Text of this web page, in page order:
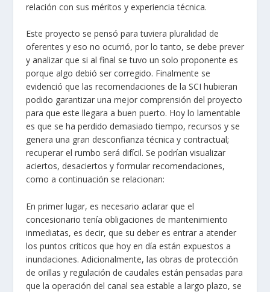
relación con sus méritos y experiencia técnica.
Este proyecto se pensó para tuviera pluralidad de
oferentes y eso no ocurrió, por lo tanto, se debe prever
y analizar que si al final se tuvo un solo proponente es
porque algo debió ser corregido. Finalmente se
evidenció que las recomendaciones de la SCI hubieran
podido garantizar una mejor comprensión del proyecto
para que este llegara a buen puerto. Hoy lo lamentable
es que se ha perdido demasiado tiempo, recursos y se
genera una gran desconfianza técnica y contractual;
recuperar el rumbo será difícil. Se podrían visualizar
aciertos, desaciertos y formular recomendaciones,
como a continuación se relacionan:
En primer lugar, es necesario aclarar que el
concesionario tenía obligaciones de mantenimiento
inmediatas, es decir, que su deber es entrar a atender
los puntos críticos que hoy en día están expuestos a
inundaciones. Adicionalmente, las obras de protección
de orillas y regulación de caudales están pensadas para
que la operación del canal sea estable a largo plazo, se